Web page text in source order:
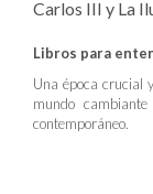
Carlos III y La
Libros para
Una época crucial
mundo
contemporáneo.